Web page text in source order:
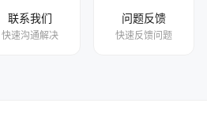
联系我们
快速沟通解决
问题反馈
快速反馈问题